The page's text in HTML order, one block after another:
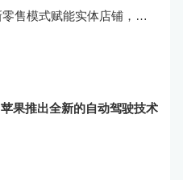
二手手机市场通过新零售模式赋能实体店铺，促进销售升级
苹果推出全新的自动驾驶技术